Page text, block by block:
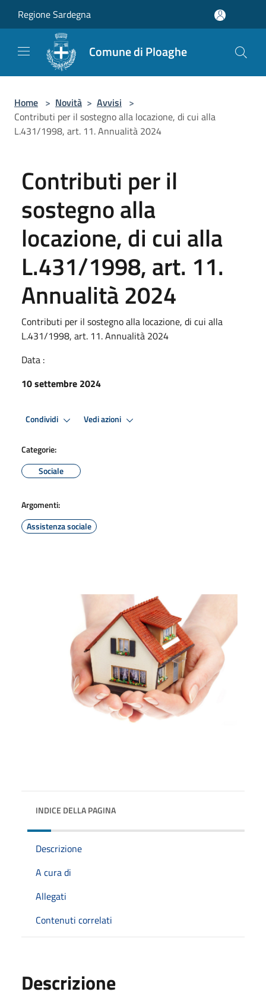
Regione Sardegna
Comune di Ploaghe
Home > Novità > Avvisi >
Contributi per il sostegno alla locazione, di cui alla
L.431/1998, art. 11. Annualità 2024
Contributi per il
sostegno alla
locazione, di cui alla
L.431/1998, art. 11.
Annualità 2024
Contributi per il sostegno alla locazione, di cui alla
L.431/1998, art. 11. Annualità 2024
Data :
10 settembre 2024
Condividi Vedi azioni
Categorie:
Sociale
Argomenti:
Assistenza sociale
INDICE DELLA PAGINA
Descrizione
A cura di
Allegati
Contenuti correlati
Descrizione